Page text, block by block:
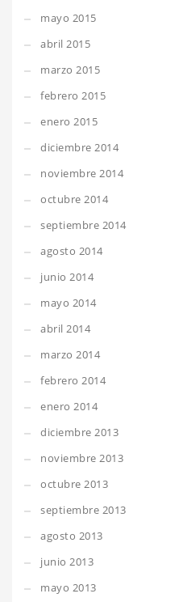
mayo 2015
abril 2015
marzo 2015
febrero 2015
enero 2015
diciembre 2014
noviembre 2014
octubre 2014
septiembre 2014
agosto 2014
junio 2014
mayo 2014
abril 2014
marzo 2014
febrero 2014
enero 2014
diciembre 2013
noviembre 2013
octubre 2013
septiembre 2013
agosto 2013
junio 2013
mayo 2013